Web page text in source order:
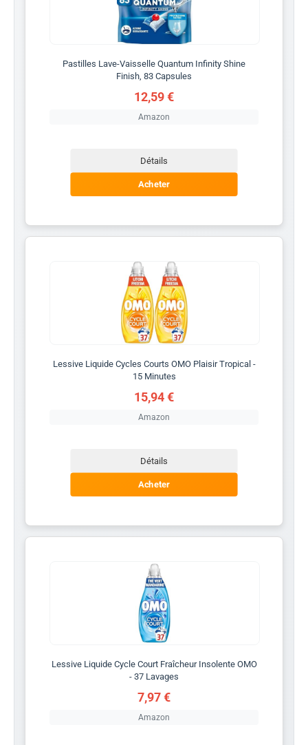
Pastilles Lave-Vaisselle Quantum Infinity Shine
Finish, 83 Capsules
12,59 €
Amazon
Détails
Acheter
Lessive Liquide Cycles Courts OMO Plaisir Tropical -
15 Minutes
15,94 €
Amazon
Détails
Acheter
Lessive Liquide Cycle Court Fraîcheur Insolente OMO
- 37 Lavages
7,97 €
Amazon